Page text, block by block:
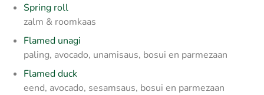
Spring roll
zalm & roomkaas
Flamed unagi
paling, avocado, unamisaus, bosui en parmezaan
Flamed duck
eend, avocado, sesamsaus, bosui en parmezaan